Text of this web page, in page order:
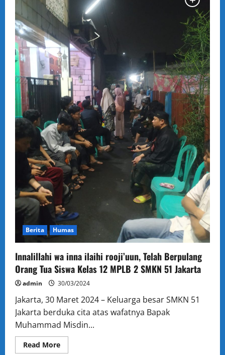
2024!
Berita Humas
Innalillahi wa inna ilaihi rooji’uun, Telah Berpulang
Orang Tua Siswa Kelas 12 MPLB 2 SMKN 51 Jakarta
admin 30/03/2024
Jakarta, 30 Maret 2024 – Keluarga besar SMKN 51
Jakarta berduka cita atas wafatnya Bapak
Muhammad Misdin...
Read MoreRead
more